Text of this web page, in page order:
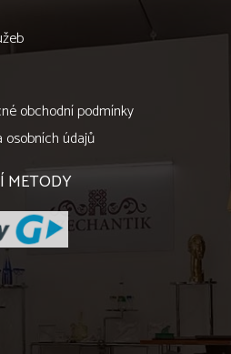
obchodní podmínky
osobních údajů
METODY